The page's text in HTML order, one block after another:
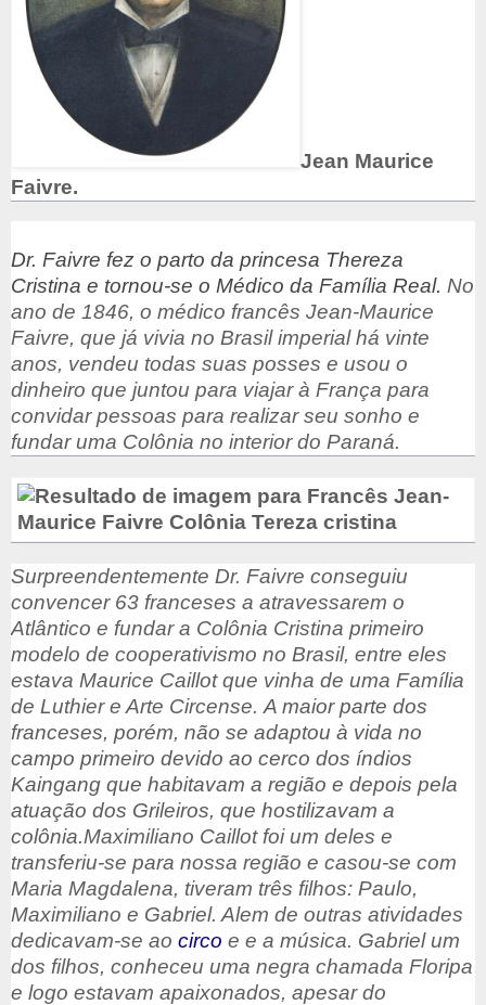
Jean Maurice
Faivre.
Dr. Faivre fez o parto da princesa Thereza
Cristina e tornou-se o Médico da Família Real. No
ano de 1846, o médico francês Jean-Maurice
Faivre, que já vivia no Brasil imperial há vinte
anos, vendeu todas suas posses e usou o
dinheiro que juntou para viajar à França para
convidar pessoas para realizar seu sonho e
fundar uma Colônia no interior do Paraná.
Surpreendentemente Dr. Faivre conseguiu
convencer 63 franceses a atravessarem o
Atlântico e fundar a Colônia Cristina primeiro
modelo de cooperativismo no Brasil, entre eles
estava Maurice Caillot que vinha de uma Família
de Luthier e Arte Circense. A maior parte dos
franceses, porém, não se adaptou à vida no
campo primeiro devido ao cerco dos índios
Kaingang que habitavam a região e depois pela
atuação dos Grileiros, que hostilizavam a
colônia.Maximiliano Caillot foi um deles e
transferiu-se para nossa região e casou-se com
Maria Magdalena, tiveram três filhos: Paulo,
Maximiliano e Gabriel. Alem de outras atividades
dedicavam-se ao circo e e a música. Gabriel um
dos filhos, conheceu uma negra chamada Floripa
e logo estavam apaixonados, apesar do